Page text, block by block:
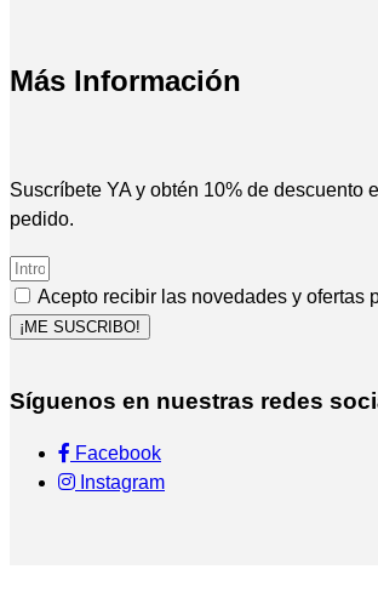
Más Información
Suscríbete YA y obtén 10% de descuento
pedido.
Acepto recibir las novedades y ofertas
¡ME SUSCRIBO!
Síguenos en nuestras redes
Facebook
Instagram